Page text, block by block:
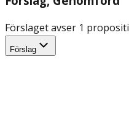
Förslaget avser 1
Förslag